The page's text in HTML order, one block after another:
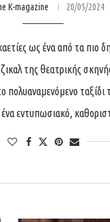
K-magazine 20/05/2024
ως ένα από τα πιο
της θεατρικής
πολυαναμενόμενο ταξίδι
εντυπωσιακό,